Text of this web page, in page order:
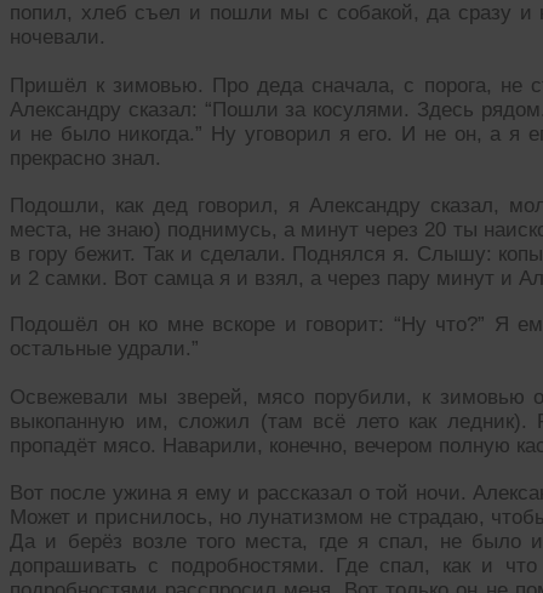
попил, хлеб съел и пошли мы с собакой, да сразу
ночевали.
Пришёл к зимовью. Про деда сначала, с порога, не
Александру сказал: “Пошли за косулями. Здесь
и не было никогда.” Ну уговорил я его. И не он, а я
прекрасно знал.
Подошли, как дед говорил, я Александру сказал,
места, не знаю) поднимусь, а минут через 20 ты
в гору бежит. Так и сделали. Поднялся я. Слышу:
и 2 самки. Вот самца я и взял, а через пару минут и
Подошёл он ко мне вскоре и говорит: “Ну что?” Я
остальные удрали.”
Освежевали мы зверей, мясо порубили, к зимовью
выкопанную им, сложил (там всё лето как
пропадёт мясо. Наварили, конечно, вечером полную
Вот после ужина я ему и рассказал о той ночи.
Может и приснилось, но лунатизмом не страдаю,
Да и берёз возле того места, где я спал, не было
допрашивать с подробностями. Где спал, как и